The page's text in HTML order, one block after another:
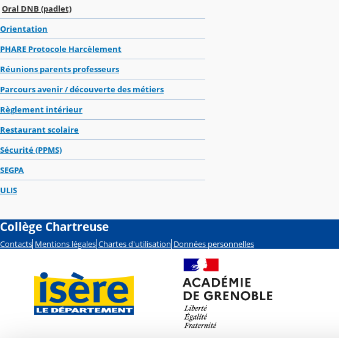
Oral DNB (padlet)
Orientation
PHARE Protocole Harcèlement
Réunions parents professeurs
Parcours avenir / découverte des métiers
Règlement intérieur
Restaurant scolaire
Sécurité (PPMS)
SEGPA
ULIS
Collège Chartreuse
Contacts Mentions légales Chartes d'utilisation Données personnelles